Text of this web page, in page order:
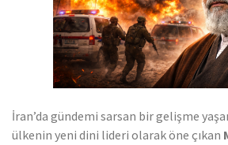
İran’da gündemi sarsan bir gelişme
ülkenin yeni dini lideri olarak öne çıkan